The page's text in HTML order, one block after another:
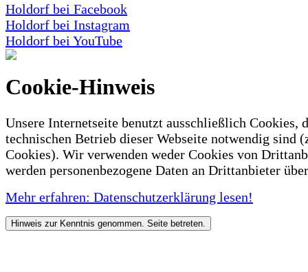
Holdorf bei Facebook
Holdorf bei Instagram
Holdorf bei YouTube
Cookie-Hinweis
Unsere Internetseite benutzt ausschließlich Cookies,
technischen Betrieb dieser Webseite notwendig sind
Cookies). Wir verwenden weder Cookies von
werden personenbezogene Daten an Drittanbieter
Mehr erfahren: Datenschutzerklärung lesen!
Hinweis zur Kenntnis genommen. Seite betreten.